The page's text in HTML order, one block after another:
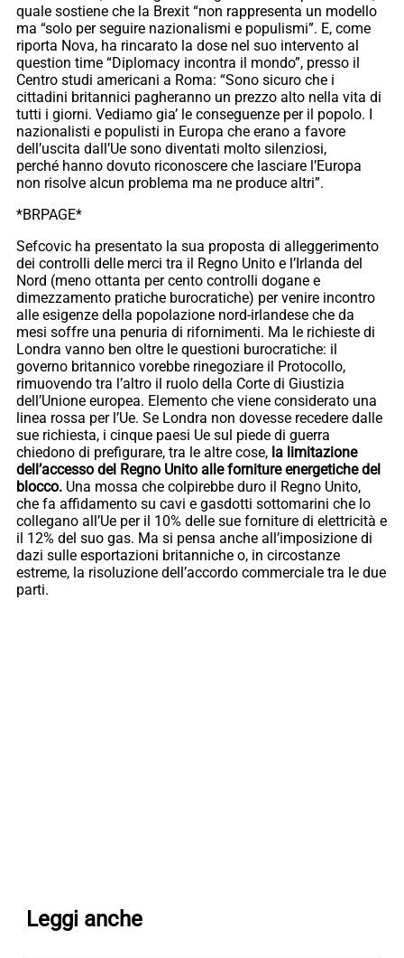
quale sostiene che la Brexit “non rappresenta un modello
ma “solo per seguire nazionalismi e populismi”. E, come
riporta Nova, ha rincarato la dose nel suo intervento al
question time “Diplomacy incontra il mondo”, presso il
Centro studi americani a Roma: “Sono sicuro che i
cittadini britannici pagheranno un prezzo alto nella vita di
tutti i giorni. Vediamo gia’ le conseguenze per il popolo. I
nazionalisti e populisti in Europa che erano a favore
dell’uscita dall’Ue sono diventati molto silenziosi,
perché hanno dovuto riconoscere che lasciare l’Europa
non risolve alcun problema ma ne produce altri”.
*BRPAGE*
Sefcovic ha presentato la sua proposta di alleggerimento
dei controlli delle merci tra il Regno Unito e l’Irlanda del
Nord (meno ottanta per cento controlli dogane e
dimezzamento pratiche burocratiche) per venire incontro
alle esigenze della popolazione nord-irlandese che da
mesi soffre una penuria di rifornimenti. Ma le richieste di
Londra vanno ben oltre le questioni burocratiche: il
governo britannico vorebbe rinegoziare il Protocollo,
rimuovendo tra l’altro il ruolo della Corte di Giustizia
dell’Unione europea. Elemento che viene considerato una
linea rossa per l’Ue. Se Londra non dovesse recedere dalle
sue richiesta, i cinque paesi Ue sul piede di guerra
chiedono di prefigurare, tra le altre cose, la limitazione
dell’accesso del Regno Unito alle forniture energetiche del
blocco. Una mossa che colpirebbe duro il Regno Unito,
che fa affidamento su cavi e gasdotti sottomarini che lo
collegano all’Ue per il 10% delle sue forniture di elettricità e
il 12% del suo gas. Ma si pensa anche all’imposizione di
dazi sulle esportazioni britanniche o, in circostanze
estreme, la risoluzione dell’accordo commerciale tra le due
parti.
Leggi anche